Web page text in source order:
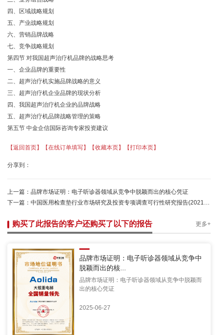
四、区域战略规划
五、产业战略规划
六、营销品牌战略
七、竞争战略规划
第四节 对我国超声治疗机品牌的战略思考
一、企业品牌的重要性
二、超声治疗机实施品牌战略的意义
三、超声治疗机企业品牌的现状分析
四、我国超声治疗机企业的品牌战略
五、超声治疗机品牌战略管理的策略
第五节 中金企信国际咨询专家投资建议
【返回首页】 【在线订单填写】 【收藏本页】 【打印本页】
分享到：
上一篇： 品牌市场证明：电子听诊器领域从竞争中脱颖而出的核心凭证
下一篇： 中国医用检查垫行业市场研究及投资专项调查可行性研究报告(2021定制版)
购买了此报告的客户还购买了以下的报告 更多+
品牌市场证明：电子听诊器领域从竞争中
脱颖而出的核...
品牌市场证明：电子听诊器领域从竞争中脱颖而
出的核心凭证
2025-06-27